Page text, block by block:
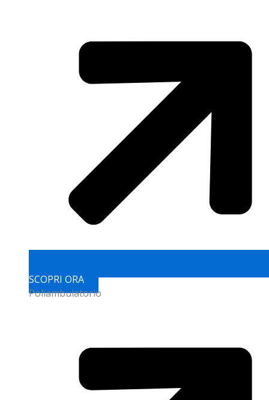
SCOPRI ORA
Poliambulatorio